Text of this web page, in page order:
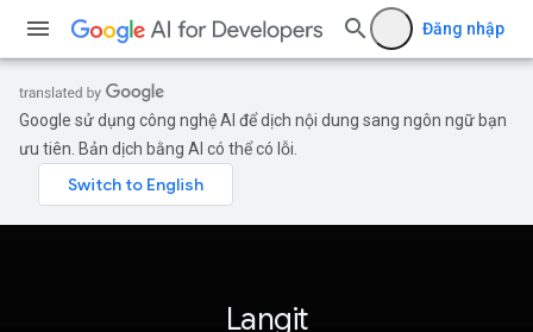
Đăng nhập
Google sử dụng công nghệ AI để dịch nội dung sang ngôn ngữ bạn
ưu tiên. Bản dịch bằng AI có thể có lỗi.
Langit